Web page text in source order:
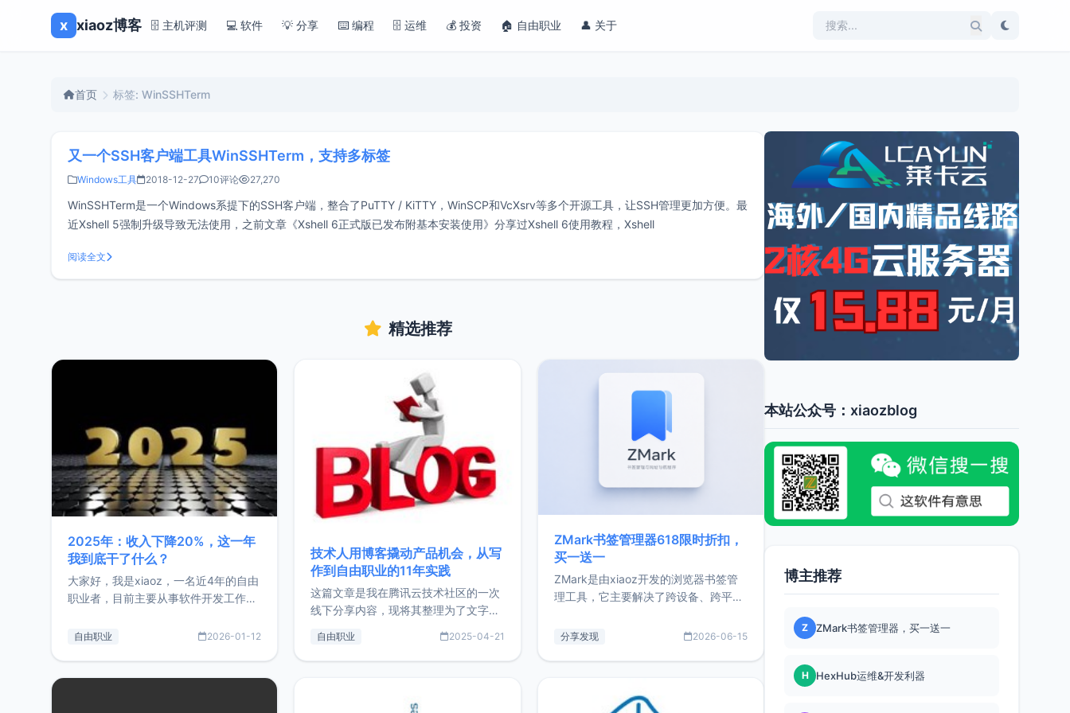
x xiaoz博客 🗄️ 主机评测 💻 软件 💡 分享 ⌨️ 编程 🗄️ 运维 💰 投资 🏠 自由职业 👤 关于
首页 标签: WinSSHTerm
又一个SSH客户端工具WinSSHTerm，支持多标签
Windows工具 2018-12-27 10评论 27,270
WinSSHTerm是一个Windows系提下的SSH客户端，整合了PuTTY / KiTTY，WinSCP和VcXsrv等多个开源工具，让SSH管理更加方便。最
近Xshell 5强制升级导致无法使用，之前文章《Xshell 6正式版已发布附基本安装使用》分享过Xshell 6使用教程，Xshell
阅读全文
精选推荐
2025年：收入下降20%，这一年
我到底干了什么？
大家好，我是xiaoz，一名近4年的自由
职业者，目前主要从事软件开发工作。
的总结，内容主要包括：工作、学习、
自由职业 2026-01-12
技术人用博客撬动产品机会，从写
作到自由职业的11年实践
这篇文章是我在腾讯云技术社区的一次
线下分享内容，现将其整理为了文字
版，分享了写博客11年来的经历，以及
通过博客过渡到做产品和走向自由职业
的一个小故事。文中还首次公开了我的
自由职业 2025-04-21
ZMark书签管理器618限时折扣，
买一送一
ZMark是由xiaoz开发的浏览器书签管
理工具，它主要解决了跨设备、跨平
做到一处部署、随处访问。同时，它还
量级： 使用Bun + Hono.js
分享发现 2026-06-15
本站公众号：xiaozblog
博主推荐
Z ZMark书签管理器，买一送一
H HexHub运维&开发利器